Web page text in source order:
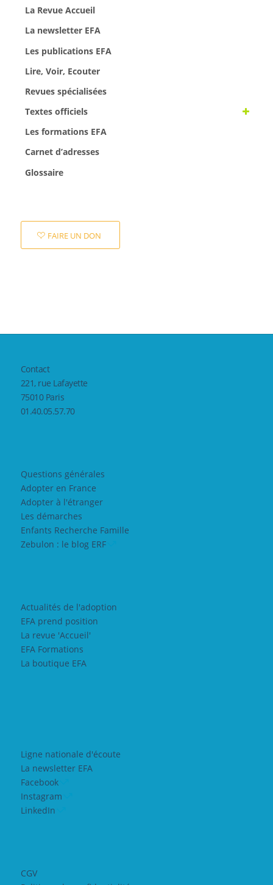
La Revue Accueil
La newsletter EFA
Les publications EFA
Lire, Voir, Ecouter
Revues spécialisées
Textes officiels
Les formations EFA
Carnet d’adresses
Glossaire
FAIRE UN DON
Contact
221, rue Lafayette
75010 Paris
01.40.05.57.70
Questions générales
Adopter en France
Adopter à l'étranger
Les démarches
Enfants Recherche Famille
Zebulon : le blog ERF
Actualités de l'adoption
EFA prend position
La revue 'Accueil'
EFA Formations
La boutique EFA
Ligne nationale d'écoute
La newsletter EFA
Facebook
Instagram
LinkedIn
CGV